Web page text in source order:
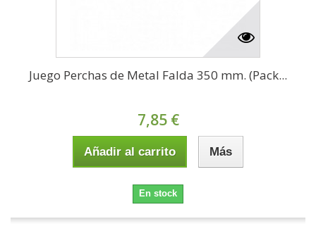
Juego Perchas de Metal Falda 350 mm. (Pack...
7,85 €
Añadir al carrito Más
En stock